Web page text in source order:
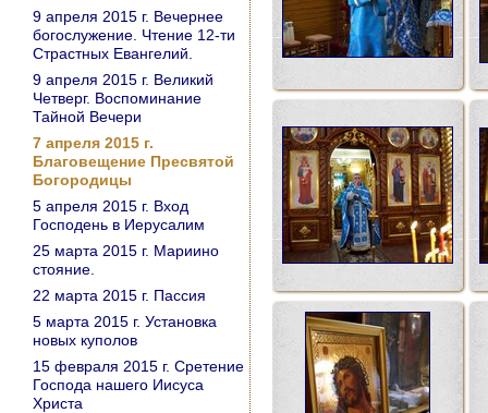
9 апреля 2015 г. Вечернее
богослужение. Чтение 12-ти
Страстных Евангелий.
9 апреля 2015 г. Великий
Четверг. Воспоминание
Тайной Вечери
7 апреля 2015 г.
Благовещение Пресвятой
Богородицы
5 апреля 2015 г. Вход
Господень в Иерусалим
25 марта 2015 г. Мариино
стояние.
22 марта 2015 г. Пассия
5 марта 2015 г. Установка
новых куполов
15 февраля 2015 г. Сретение
Господа нашего Иисуса
Христа